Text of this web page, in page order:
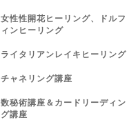
女性性開花ヒーリング、ドルフ
ィンヒーリング
ライタリアンレイキヒーリング
チャネリング講座
数秘術講座＆カードリーディン
グ講座